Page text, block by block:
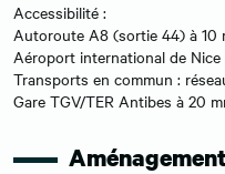
Accessibilité :
Autoroute A8 (sortie 44) à 10
Aéroport international de Nice
Transports en commun :
Gare TGV/TER Antibes à 20